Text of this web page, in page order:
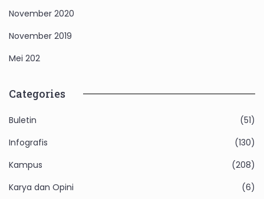
November 2020
November 2019
Mei 202
Categories
Buletin
(51)
Infografis
(130)
Kampus
(208)
Karya dan Opini
(6)